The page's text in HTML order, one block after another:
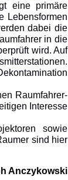
eine primäre
Lebensformen
dabei die
in die
wird. Auf
Raumfahrer-
Interesse
sowie
sind hier
Anczykowski